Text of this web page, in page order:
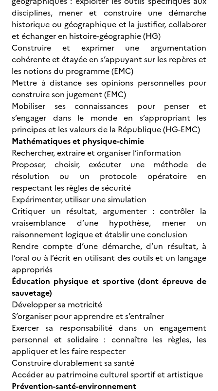
disciplines, mener et construire une démarche
historique ou géographique et la justifier, collaborer
et échanger en histoire-géographie (HG)
Construire et exprimer une argumentation
cohérente et étayée en s’appuyant sur les repères et
les notions du programme (EMC)
Mettre à distance ses opinions personnelles pour
construire son jugement (EMC)
Mobiliser ses connaissances pour penser et
s’engager dans le monde en s’appropriant les
principes et les valeurs de la République (HG-EMC)
Mathématiques et physique-chimie
Rechercher, extraire et organiser l’information
Proposer, choisir, exécuter une méthode de
résolution ou un protocole opératoire en
respectant les règles de sécurité
Expérimenter, utiliser une simulation
Critiquer un résultat, argumenter : contrôler la
vraisemblance d’une hypothèse, mener un
raisonnement logique et établir une conclusion
Rendre compte d’une démarche, d’un résultat, à
l’oral ou à l’écrit en utilisant des outils et un langage
appropriés
Éducation physique et sportive (dont épreuve de
sauvetage)
Développer sa motricité
S’organiser pour apprendre et s’entraîner
Exercer sa responsabilité dans un engagement
personnel et solidaire : connaître les règles, les
appliquer et les faire respecter
Construire durablement sa santé
Accéder au patrimoine culturel sportif et artistique
Prévention-santé-environnement